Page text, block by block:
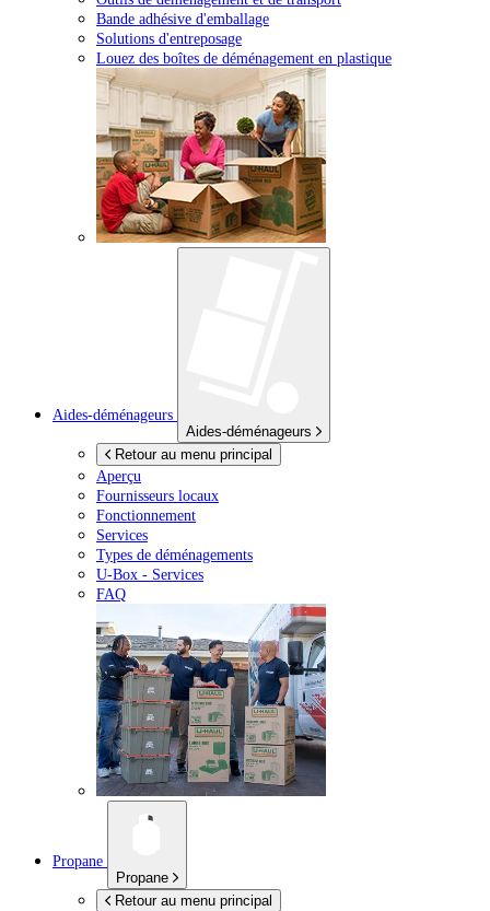
Bande adhésive d'emballage
Solutions d'entreposage
Louez des boîtes de déménagement en plastique
Aides-déménageurs
Aides-déménageurs
Retour au menu principal
Aperçu
Fournisseurs locaux
Fonctionnement
Services
Types de déménagements
U-Box - Services
FAQ
Propane
Propane
Retour au menu principal